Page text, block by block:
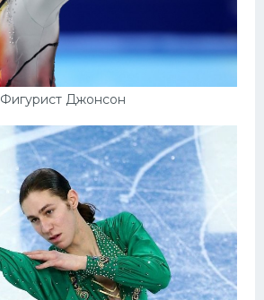
Фигурист Джонсон